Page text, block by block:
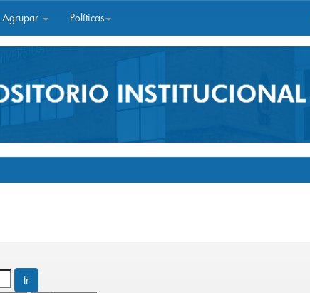
Agrupar Políticas